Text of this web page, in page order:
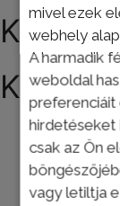
mivel ezek
webhely
A harmadik
weboldal
preferenciáit
hirdetéseket
csak az Ön
vagy letiltja